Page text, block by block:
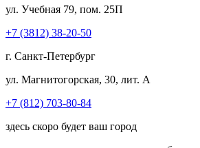
ул. Учебная 79, пом. 25П
+7 (3812) 38-20-50
г. Санкт-Петербург
ул. Магнитогорская, 30, лит. А
+7 (812) 703-80-84
здесь скоро будет ваш город